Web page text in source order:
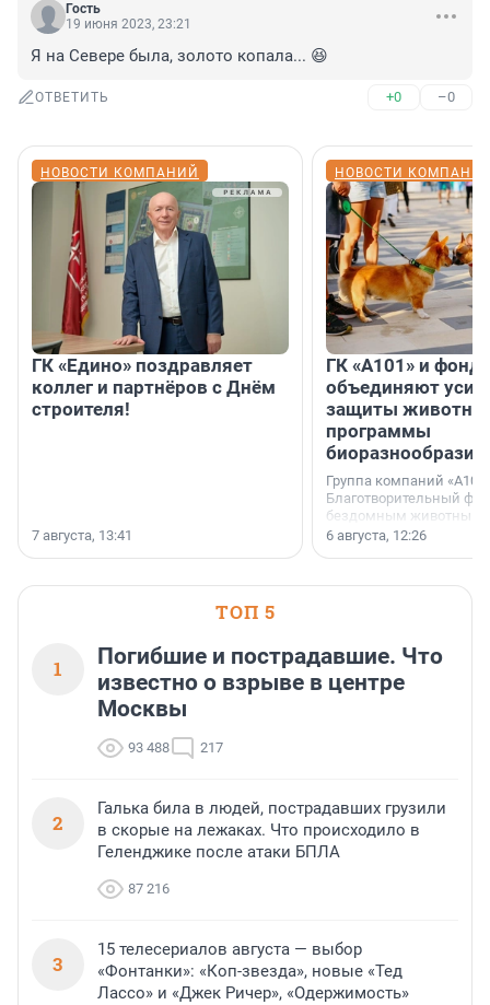
Гость
19 июня 2023, 23:21
Я на Севере была, золото копала... 😆
ОТВЕТИТЬ +0 –0
НОВОСТИ КОМПАНИЙ
ГК «Едино» поздравляет
коллег и партнёров с Днём
строителя!
7 августа, 13:41
НОВОСТИ
ГК «А101» и фонд
объединяют
защиты
программы
биоразнообразия
Группа компаний
Благотворительный
бездомным животным
заключили соглашение
6 августа, 12:26
ТОП 5
1
Погибшие и пострадавшие. Что
известно о взрыве в центре
Москвы
93 488 217
2
Галька била в людей, пострадавших грузили
в скорые на лежаках. Что происходило в
Геленджике после атаки БПЛА
87 216
3
15 телесериалов августа — выбор
«Фонтанки»: «Коп-звезда», новые «Тед
Лассо» и «Джек Ричер», «Одержимость»